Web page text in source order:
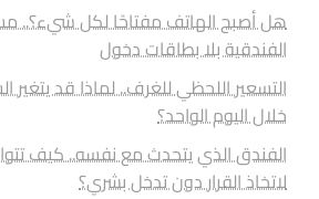
هل أصبح الهاتف مفتاحًا لكل شيء؟..
الفندقية بلا بطاقات دخول
التسعير اللحظي للغرف.. لماذا قد يتغير
خلال اليوم الواحد؟
الفندق الذي يتحدث مع نفسه.. كيف
لاتخاذ القرار دون تدخل بشري؟